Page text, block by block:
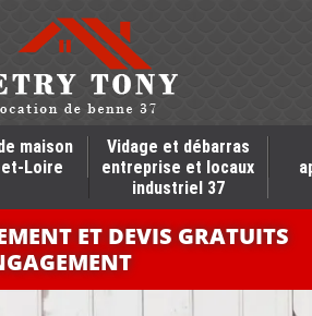
maison
Loire
Vidage et débarras
entreprise et locaux
industriel 37
ET DEVIS GRATUITS